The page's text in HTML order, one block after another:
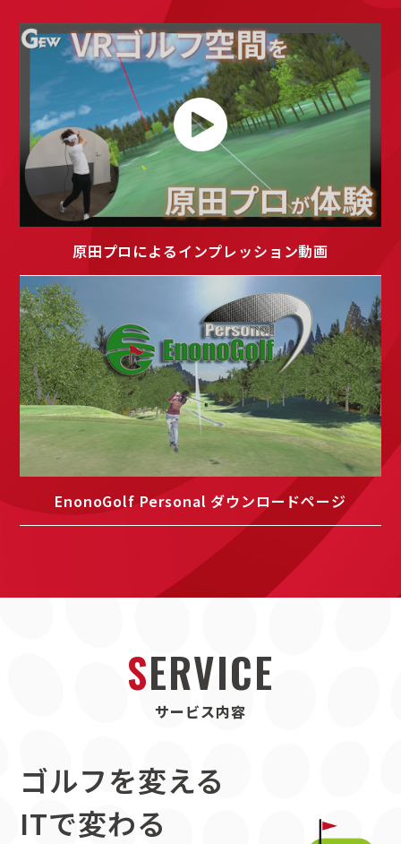
原田プロによるインプレッション動画
EnonoGolf Personal ダウンロードページ
SERVICE
サービス内容
ゴルフを変える​
ITで変わる